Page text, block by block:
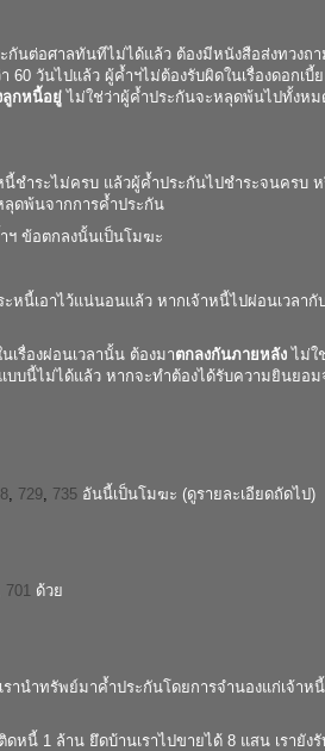
นต่อศาลทันทีไม่ได้แล้ว ต้องมีหนังสือส่งทวงถ
60 วันไปแล้ว ผู้ค้ำฯไม่ต้องรับผิดในเรื่องดอก
ลูกหนี้อยู่ไม่ใช่ว่าผู้ค้ำประกันจะหลุดพ้นไปทั้งหม
ชำระไม่ครบ แล้วผู้ค้ำประกันไปชำระจนครบ
ลุดพ้นจากการค้ำประกัน
ฯ ข้อตกลงนั้นเป็นโมฆะ
หนี้เอาไว้แน่นอนแล้ว หากเจ้าหนี้ไปผ่อนเวลา
เรื่องผ่อนเวลานั้น ต้องมาตกลงกันภายหลังไม่ใ
นี้ไม่ได้แล้ว หากจะทำต้องได้รับความยินยอม
, 729, 735 อันนี้เป็นโมฆะ (ดูรายละเอียดถัดไป)
701 ด้วย
านำทรัพย์มาค้ำประกันโดยการจำนองแก่เจ้า
หนี้ 1 ล้าน ยึดบ้านเราไปขายได้ 8 แสน เรายั